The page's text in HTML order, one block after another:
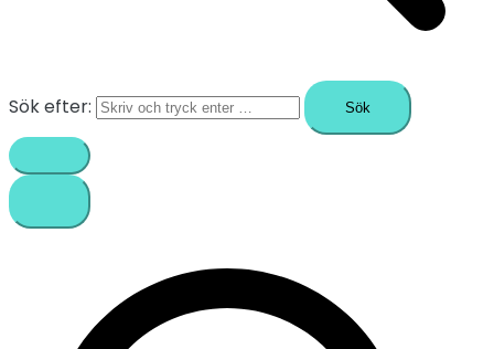
Sök efter: